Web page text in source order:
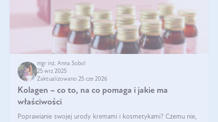
mgr inż. Anna Sobol
25 wrz 2025
Zaktualizowano 25 cze 2026
Kolagen – co to, na co pomaga i jakie ma
właściwości
Poprawianie swojej urody kremami i kosmetykami? Czemu nie,